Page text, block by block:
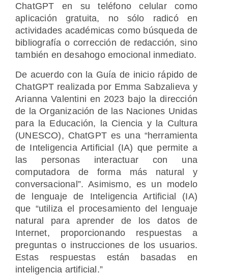
ChatGPT en su teléfono celular como
aplicación gratuita, no sólo radicó en
actividades académicas como búsqueda de
bibliografía o corrección de redacción, sino
también en desahogo emocional inmediato.
De acuerdo con la Guía de inicio rápido de
ChatGPT realizada por Emma Sabzalieva y
Arianna Valentini en 2023 bajo la dirección
de la Organización de las Naciones Unidas
para la Educación, la Ciencia y la Cultura
(UNESCO), ChatGPT es una “herramienta
de Inteligencia Artificial (IA) que permite a
las personas interactuar con una
computadora de forma más natural y
conversacional”. Asimismo, es un modelo
de lenguaje de Inteligencia Artificial (IA)
que “utiliza el procesamiento del lenguaje
natural para aprender de los datos de
Internet, proporcionando respuestas a
preguntas o instrucciones de los usuarios.
Estas respuestas están basadas en
inteligencia artificial.”